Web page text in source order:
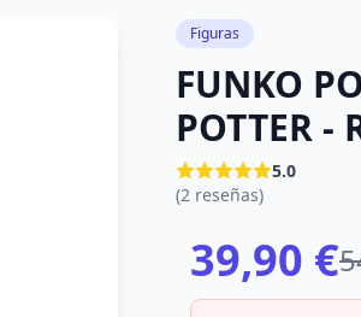
Figuras
FUNKO
POTTER -
5.0
(2 reseñas)
39,90 €